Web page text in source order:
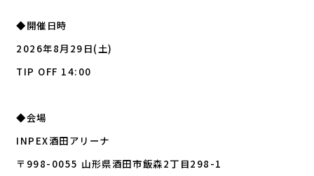
◆開催日時
2026年8月29日(土)
TIP OFF 14:00
◆会場
INPEX酒田アリーナ
〒998-0055 山形県酒田市飯森2丁目298-1